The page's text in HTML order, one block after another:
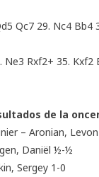
Qc7 29. Nc4 Bb4
Ne3 Rxf2+ 35. Kxf2
de la
– Aronian,
Daniël ½-½
Sergey 1-0